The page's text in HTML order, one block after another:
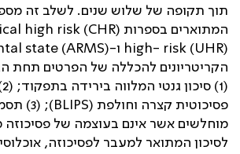
תוך תקופה של שלוש שנים. לשלב זה
המתוארים בספרות high risk (CHR)
high- risk (UHR) ו-state (ARMS)
הקריטריונים להכללה של הפרטים תחת
פסיכוטית קצרה וחולפת (BLIPS
); (3)
מוחלשים אשר אינם בעוצמה של פסיכוזה
לסיכון המתואר למעבר לפסיכוזה,